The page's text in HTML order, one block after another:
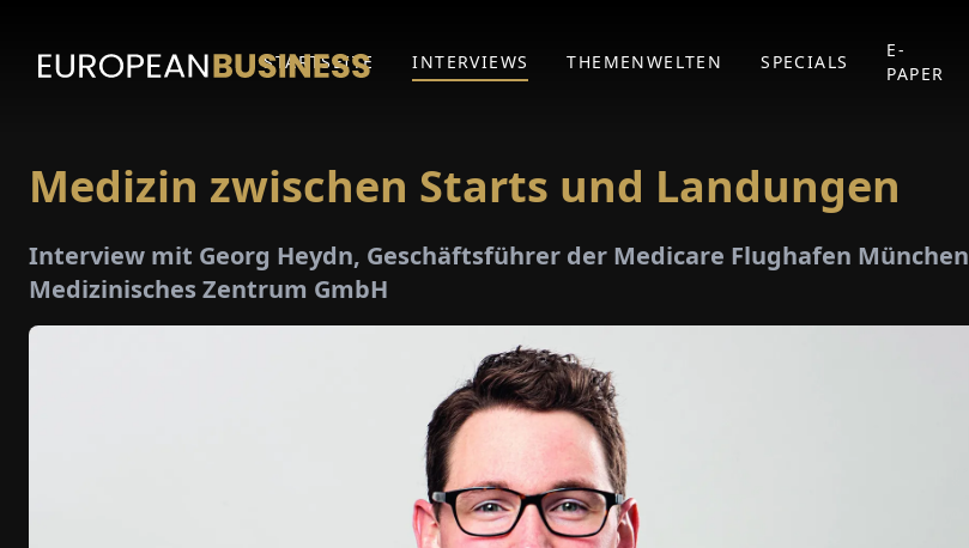
STARTSEITE INTERVIEWS THEMENWELTEN SPECIALS
E-
PAPER
Medizin zwischen Starts und Landungen
Interview mit Georg Heydn, Geschäftsführer der Medicare Flughafen München
Medizinisches Zentrum GmbH